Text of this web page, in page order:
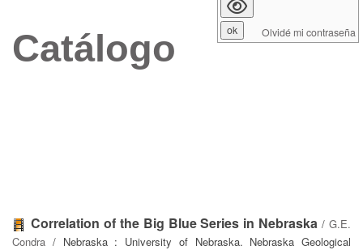
Catálogo
Correlation of the Big Blue Series in Nebraska /G.E.
Condra / Nebraska : University of Nebraska. Nebraska Geological
Olvidé mi contraseña